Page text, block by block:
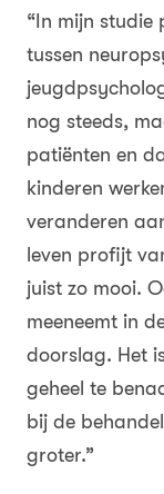
“In mijn studie
tussen
nog steeds,
patiënten en
kinderen
veranderen
leven profijt
juist zo mooi.
meeneemt in
doorslag. Het
geheel te
bij de
groter.”